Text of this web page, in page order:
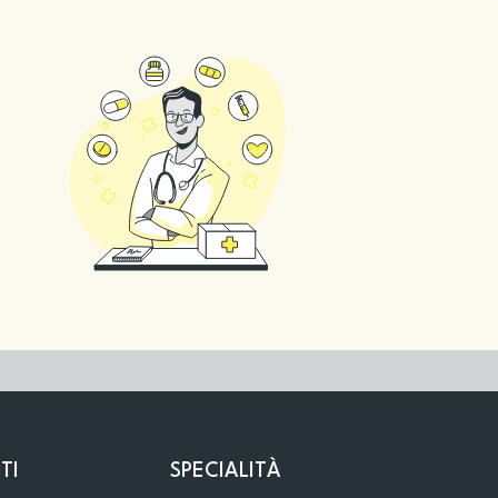
SPECIALITÀ